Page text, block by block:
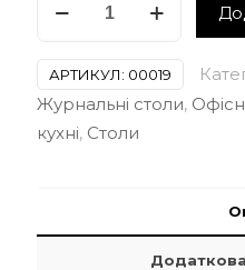
дві
чорні
річки,
горіх
АРТИКУЛ: 00019
Журнальні столи,
кухні, Столи